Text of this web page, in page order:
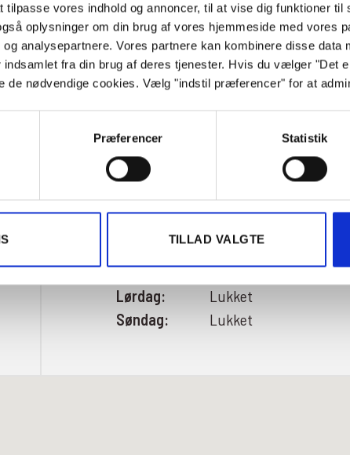
tilpasse vores indhold og annoncer, til at vise dig funktioner til
oplysninger om din brug af vores hjemmeside med vores
analysepartnere. Vores partnere kan kombinere disse data
indsamlet fra din brug af deres tjenester. Hvis du vælger "Det
de nødvendige cookies. Vælg "indstil præferencer" for at
Præferencer Statistik
TILLAD VALGTE
Mandag:
Tirsdag:
7:30-16:00
Torsdag:
7:30-16:00
Fredag:
7:30-13:45
Lørdag:
Lukket
Søndag:
Lukket